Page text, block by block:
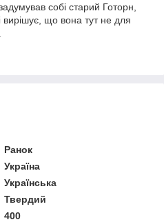
собі старий Готорн,
що вона тут не для
Ранок
Україна
Українська
Твердий
400